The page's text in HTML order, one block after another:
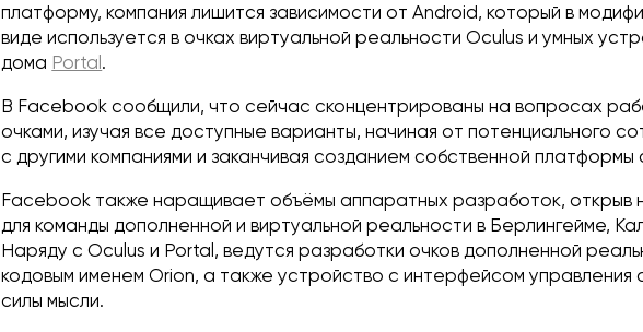
платформу, компания лишится зависимости от Android, который в
виде используется в очках виртуальной реальности Oculus и умных
дома Portal .
В Facebook сообщили, что сейчас сконцентрированы на вопросах
очками, изучая все доступные варианты, начиная от потенциального
с другими компаниями и заканчивая созданием собственной платформы
Facebook также наращивает объёмы аппаратных разработок, открыв
для команды дополненной и виртуальной реальности в Берлингейме,
Наряду с Oculus и Portal, ведутся разработки очков дополненной
кодовым именем Orion, а также устройство с интерфейсом управления
силы мысли.